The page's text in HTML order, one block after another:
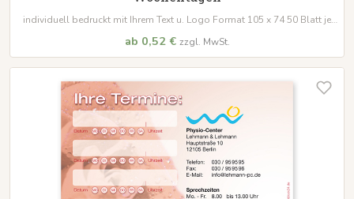
individuell bedruckt mit Ihrem Text u. Logo Format 105 x 74 50 Blatt je
ab 0,52 € zzgl. MwSt.